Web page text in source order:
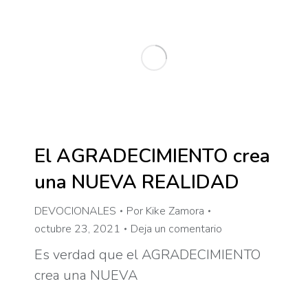
El AGRADECIMIENTO crea
una NUEVA REALIDAD
DEVOCIONALES Por Kike Zamora
octubre 23, 2021
Deja un comentario
Es verdad que el AGRADECIMIENTO
crea una NUEVA